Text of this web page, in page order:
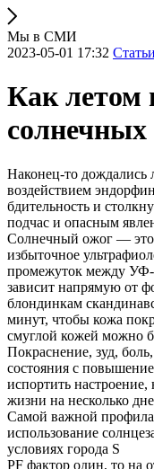
Мы в СМИ
2023-05-01 17:32 Статьи
Как летом
солнечных
Наконец-то дождались
воздействием
бдительность и
подчас и опасным
Солнечный ожог — это
избыточное
промежуток между УФ-
зависит напрямую от
блондинкам
минут, чтобы кожа
смуглой кожей можно
Покраснение, зуд,
состояния с
испортить
жизни на несколько
Самой важной
использование
условиях города S
PF фактор один, то на